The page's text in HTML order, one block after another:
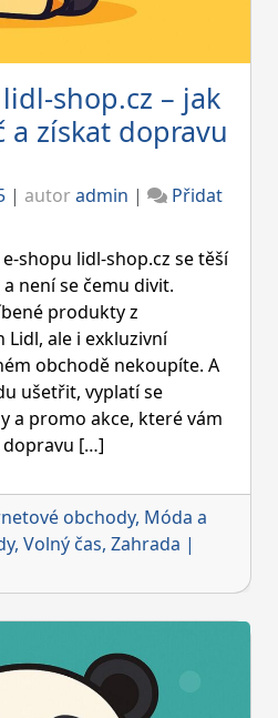
shop.cz – jak
a získat dopravu
| autoradmin |
Přidat
shopu lidl-shop.cz se těší
není se čemu divit.
produkty z
ale i exkluzivní
obchodě nekoupíte. A
ušetřit, vyplatí se
a promo akce, které vám
dopravu […]
obchody, Móda a
, Volný čas, Zahrada |